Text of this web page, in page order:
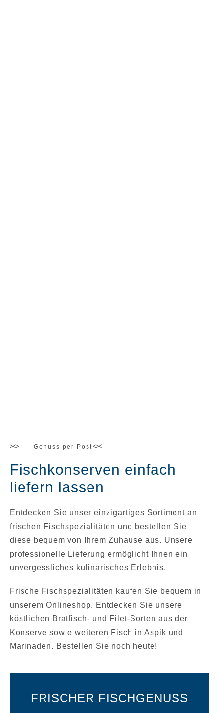
Genuss per Post
Fischkonserven einfach
liefern lassen
Entdecken Sie unser einzigartiges Sortiment an
frischen Fischspezialitäten und bestellen Sie
diese bequem von Ihrem Zuhause aus. Unsere
professionelle Lieferung ermöglicht Ihnen ein
unvergessliches kulinarisches Erlebnis.
Frische Fischspezialitäten kaufen Sie bequem in
unserem Onlineshop. Entdecken Sie unsere
köstlichen Bratfisch- und Filet-Sorten aus der
Konserve sowie weiteren Fisch in Aspik und
Marinaden. Bestellen Sie noch heute!
FRISCHER FISCHGENUSS